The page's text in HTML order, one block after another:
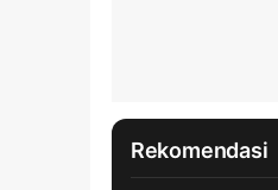
Rekomendasi